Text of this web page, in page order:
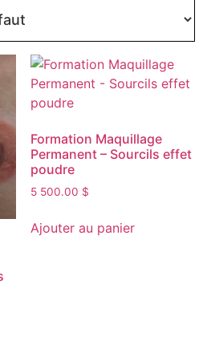
Formation Maquillage
Permanent – Sourcils effet
poudre
5 500.00 $
Ajouter au panier